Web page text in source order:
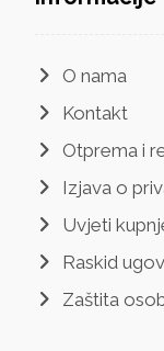
O nama
Kontakt
Otprema i
Izjava o
Uvjeti
Raskid
Zaštita